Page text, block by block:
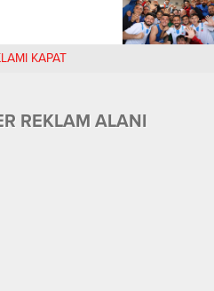
KAPAT
REKLAM ALANI